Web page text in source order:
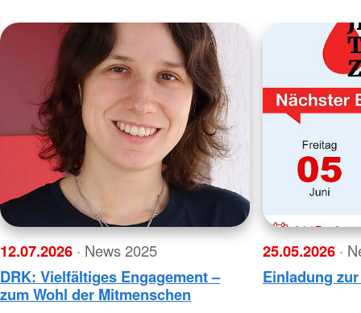
12.07.2026 · News 2025
DRK: Vielfältiges Engagement –
zum Wohl der Mitmenschen
25.05.2026 ·
Einladung